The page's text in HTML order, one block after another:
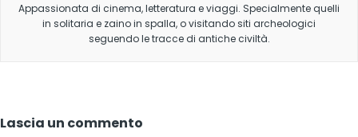
Appassionata di cinema, letteratura e viaggi. Specialmente quelli
in solitaria e zaino in spalla, o visitando siti archeologici
seguendo le tracce di antiche civiltà.
Lascia un commento